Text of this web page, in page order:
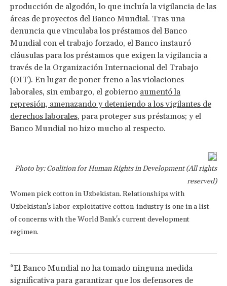
producción de algodón, lo que incluía la vigilancia de las
áreas de proyectos del Banco Mundial. Tras una
denuncia que vinculaba los préstamos del Banco
Mundial con el trabajo forzado, el Banco instauró
cláusulas para los préstamos que exigen la vigilancia a
través de la Organización Internacional del Trabajo
(OIT). En lugar de poner freno a las violaciones
laborales, sin embargo, el gobierno aumentó la
represión, amenazando y deteniendo a los vigilantes de
derechos laborales, para proteger sus préstamos; y el
Banco Mundial no hizo mucho al respecto.
Photo by: Coalition for Human Rights in Development (All rights
reserved)
Women pick cotton in Uzbekistan. Relationships with
Uzbekistan's labor-exploitative cotton-industry is one in a list
of concerns with the World Bank's current development
regimen.
“El Banco Mundial no ha tomado ninguna medida
significativa para garantizar que los defensores de